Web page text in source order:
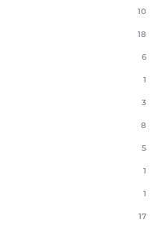
10
18
6
1
3
8
5
1
1
17